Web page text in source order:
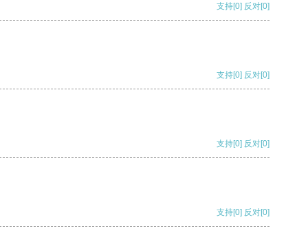
支持[0] 反对[0]
支持[0] 反对[0]
支持[0] 反对[0]
支持[0] 反对[0]